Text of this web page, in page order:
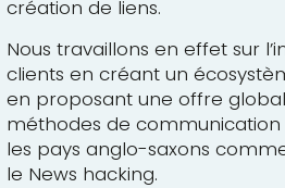
création de liens.
Nous travaillons en effet sur
clients en créant un
en proposant une offre
méthodes de communication
les pays anglo-saxons
le News hacking.